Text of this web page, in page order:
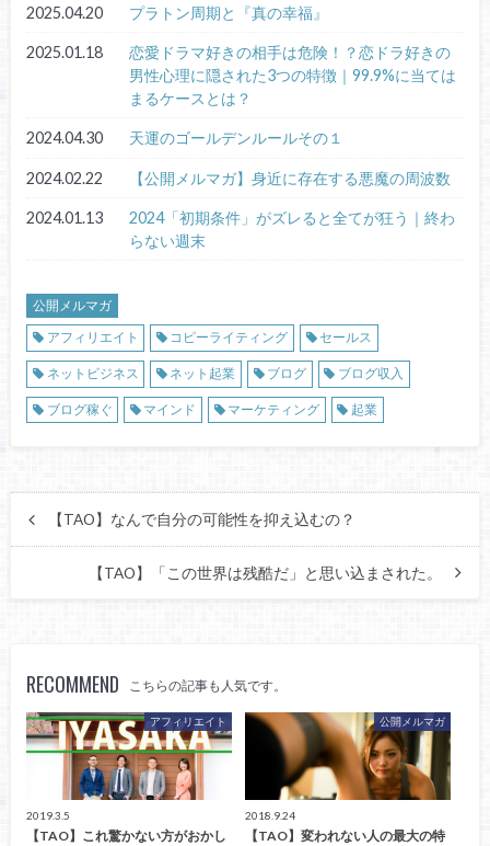
2025.04.20 プラトン周期と『真の幸福』
2025.01.18
恋愛ドラマ好きの相手は危険！？恋ドラ好きの
男性心理に隠された3つの特徴｜99.9%に当ては
まるケースとは？
2024.04.30 天運のゴールデンルールその１
2024.02.22 【公開メルマガ】身近に存在する悪魔の周波数
2024.01.13
2024「初期条件」がズレると全てが狂う｜終わ
らない週末
公開メルマガ
アフィリエイト
コピーライティング セールス
ネットビジネス ネット起業 ブログ ブログ収入
ブログ稼ぐ マインド マーケティング 起業
【TAO】なんで自分の可能性を抑え込むの？
【TAO】「この世界は残酷だ」と思い込まされた。
RECOMMEND こちらの記事も人気です。
アフィリエイト
2019.3.5
【TAO】これ驚かない方がおかし
公開メルマガ
2018.9.24
【TAO】変われない人の最大の特